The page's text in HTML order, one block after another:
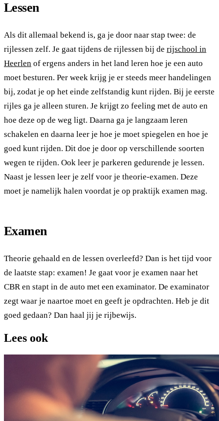
Lessen
Als dit allemaal bekend is, ga je door naar stap twee: de
rijlessen zelf. Je gaat tijdens de rijlessen bij de rijschool in
Heerlen of ergens anders in het land leren hoe je een auto
moet besturen. Per week krijg je er steeds meer handelingen
bij, zodat je op het einde zelfstandig kunt rijden. Bij je eerste
rijles ga je alleen sturen. Je krijgt zo feeling met de auto en
hoe deze op de weg ligt. Daarna ga je langzaam leren
schakelen en daarna leer je hoe je moet spiegelen en hoe je
goed kunt rijden. Dit doe je door op verschillende soorten
wegen te rijden. Ook leer je parkeren gedurende je lessen.
Naast je lessen leer je zelf voor je theorie-examen. Deze
moet je namelijk halen voordat je op praktijk examen mag.
Examen
Theorie gehaald en de lessen overleefd? Dan is het tijd voor
de laatste stap: examen! Je gaat voor je examen naar het
CBR en stapt in de auto met een examinator. De examinator
zegt waar je naartoe moet en geeft je opdrachten. Heb je dit
goed gedaan? Dan haal jij je rijbewijs.
Lees ook